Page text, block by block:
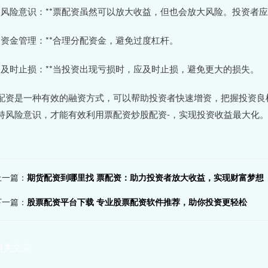
险意识：**票配资虽然可以放大收益，但也会放大风险。投资者
金管理：**合理分配资金，避免过度杠杆。
时止损：**当投资出现亏损时，应及时止损，避免更大的损失。
资是一种有效的融资方式，可以帮助投资者快速增资，把握投资
风险意识，才能有效利用票配资炒股配资-，实现投资收益最大化。
篇： 期货配资到哪里找 票配资：助力投资者放大收益，实现财富梦想
篇： 股票配资平台下载 专业股票配资软件推荐，助你投资更轻松